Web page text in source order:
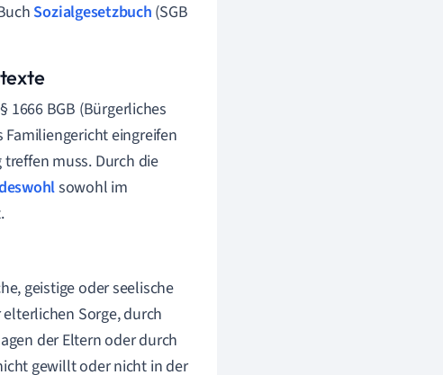
Sozialgesetzbuch (SGB
1666 BGB (Bürgerliches
eingreifen
muss. Durch die
sowohl im
geistige oder seelische
Sorge, durch
der Eltern oder durch
gewillt oder nicht in der